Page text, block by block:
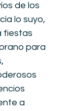
de los
lo suyo,
fiestas
para
a